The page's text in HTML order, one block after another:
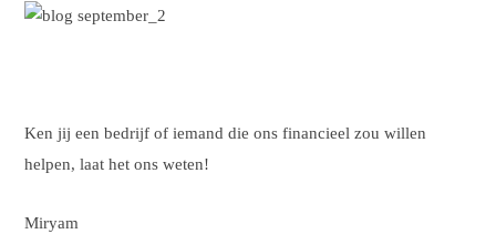
Ken jij een bedrijf of iemand die ons financieel zou willen
helpen, laat het ons weten!
Miryam